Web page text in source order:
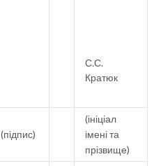
С.С.
Кратюк
(підпис)
(ініціал
імені та
прізвище)